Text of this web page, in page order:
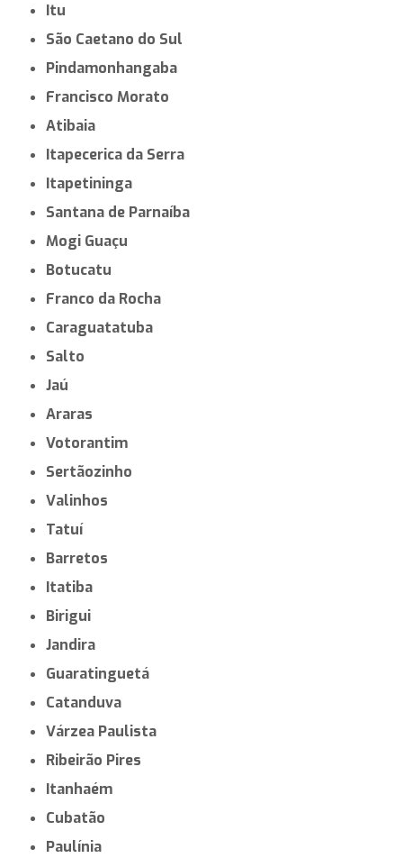
Itu
São Caetano do Sul
Pindamonhangaba
Francisco Morato
Atibaia
Itapecerica da Serra
Itapetininga
Santana de Parnaíba
Mogi Guaçu
Botucatu
Franco da Rocha
Caraguatatuba
Salto
Jaú
Araras
Votorantim
Sertãozinho
Valinhos
Tatuí
Barretos
Itatiba
Birigui
Jandira
Guaratinguetá
Catanduva
Várzea Paulista
Ribeirão Pires
Itanhaém
Cubatão
Paulínia